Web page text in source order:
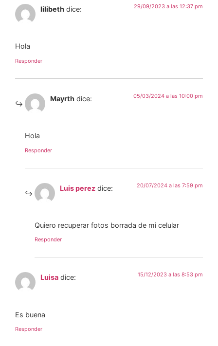
lilibeth dice: 29/09/2023 a las 12:37 pm
Hola
Responder
Mayrth dice: 05/03/2024 a las 10:00 pm
Hola
Responder
Luis perez dice: 20/07/2024 a las 7:59 pm
Quiero recuperar fotos borrada de mi celular
Responder
Luisa dice: 15/12/2023 a las 8:53 pm
Es buena
Responder